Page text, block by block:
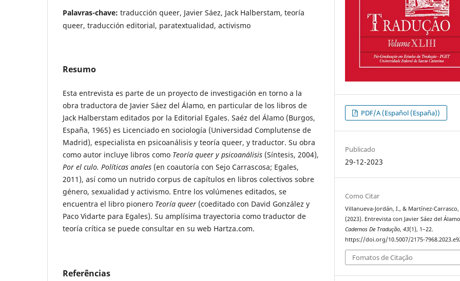
Palavras-chave: traducción queer, Javier Sáez, Jack Halberstam, teoría
queer, traducción editorial, paratextualidad, activismo
Resumo
Esta entrevista es parte de un proyecto de investigación en torno a la
obra traductora de Javier Sáez del Álamo, en particular de los libros de
Jack Halberstam editados por la Editorial Egales. Saéz del Álamo (Burgos,
España, 1965) es Licenciado en sociología (Universidad Complutense de
Madrid), especialista en psicoanálisis y teoría queer, y traductor. Su obra
como autor incluye libros como Teoría queer y psicoanálisis (Síntesis, 2004),
Por el culo. Políticas anales (en coautoría con Sejo Carrascosa; Egales,
2011), así como un nutrido corpus de capítulos en libros colectivos sobre
género, sexualidad y activismo. Entre los volúmenes editados, se
encuentra el libro pionero Teoría queer (coeditado con David González y
Paco Vidarte para Egales). Su amplísima trayectoria como traductor de
teoría crítica se puede consultar en su web Hartza.com.
Referências
PDF/A (Español (España))
Publicado
29-12-2023
Como Citar
Villanueva-Jordán, I., & Martínez-Carrasco,
(2023). Entrevista con Javier Sáez del
Cadernos De Tradução,43(1), 1–22.
https://doi.org/10.5007/2175-
Fomatos de Citação